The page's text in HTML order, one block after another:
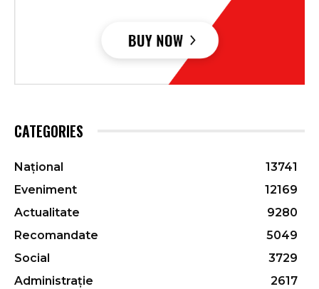
CATEGORIES
Național
13741
Eveniment
12169
Actualitate
9280
Recomandate
5049
Social
3729
Administrație
2617